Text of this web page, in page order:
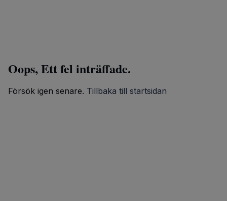
Oops, Ett fel inträffade.
Försök igen senare. Tillbaka till startsidan